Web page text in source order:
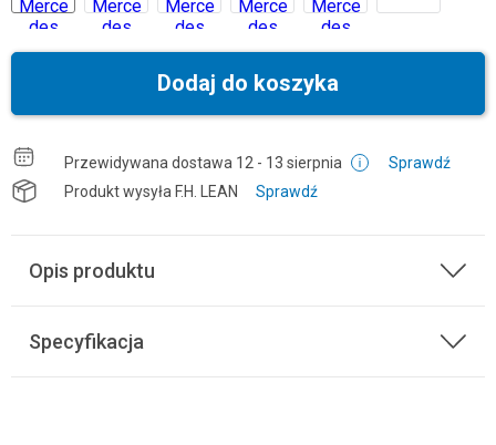
Dodaj do koszyka
Przewidywana dostawa 12 - 13 sierpnia
Sprawdź
Produkt wysyła F.H. LEAN Sprawdź
Opis produktu
Specyfikacja